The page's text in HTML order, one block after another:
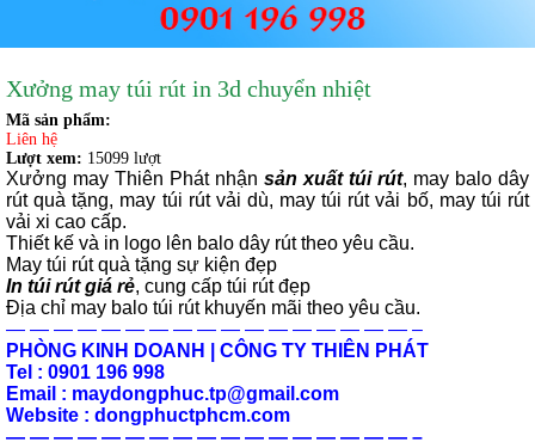
Xưởng may túi rút in 3d chuyển nhiệt
Mã sản phẩm:
Liên hệ
Lượt xem: 15099 lượt
Xưởng may Thiên Phát nhận sản xuất túi rút, may balo dây
rút quà tặng, may túi rút vải dù, may túi rút vải bố, may túi rút
vải xi cao cấp.
Thiết kế và in logo lên balo dây rút theo yêu cầu.
May túi rút quà tặng sự kiện đẹp
In túi rút giá rẻ, cung cấp túi rút đẹp
Địa chỉ may balo túi rút khuyến mãi theo yêu cầu.
— — — — — — — — — — — — — — — — — –
PHÒNG KINH DOANH | CÔNG TY THIÊN PHÁT
Tel : 0901 196 998
Email : maydongphuc.tp@gmail.com
Website : dongphuctphcm.com
— — — — — — — — — — — — — — — — — –